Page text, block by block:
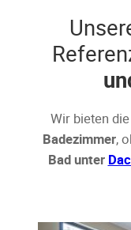
Wir bieten
Badezimmer,
Bad unter